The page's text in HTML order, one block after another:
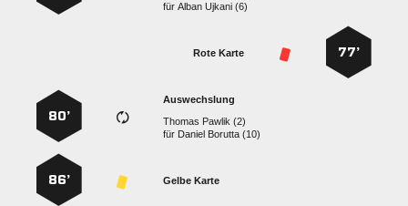
für  
77’
Rote Karte
Auswechslung
  
für   
80’
Gelbe Karte
86’